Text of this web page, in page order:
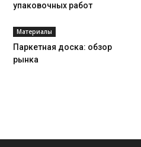
упаковочных работ
Материалы
Паркетная доска: обзор
рынка